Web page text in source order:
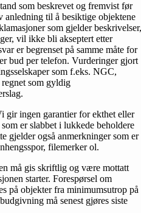
som beskrevet og fremvist før
anledning til å besiktige objektene
som gjelder beskrivelser,
vil ikke bli akseptert etter
er begrenset på samme måte for
bud per telefon. Vurderinger gjort
som f.eks. NGC,
som gyldig
gir ingen garantier for ekthet eller
er slabbet i lukkede beholdere
gjelder også anmerkninger som er
filemerker ol.
må gis skriftlig og være mottatt
starter. Forespørsel om
på objekter fra minimumsutrop på
må senest gjøres siste